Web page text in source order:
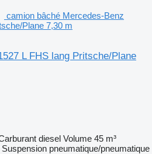
camion bâché Mercedes-Benz
Plane 7,30 m
L FHS lang Pritsche/Plane
diesel Volume 45 m³
Suspension pneumatique/pneumatique